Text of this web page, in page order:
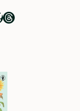
Luonnonsuojeluliitto Threadsissa